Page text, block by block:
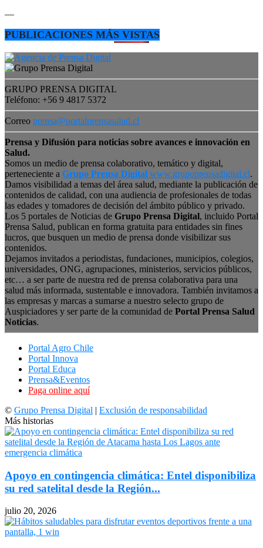
—
PUBLICACIONES MÁS VISTAS
GRUPO PRENSA DIGITAL
Teléfono: +56 9 4817 5372
Correo prensa@portalprensasalud.cl
Prensa y Difusión para noticias sobre avances e innovación en
Salud.
Somos un medio de prensa colaborativo, temático y digital,
perteneciente a Grupo Prensa Digital www.grupoprensadigital.cl.
Damos visibilidad a temas del área salud, mediante la publicación de
contenidos de calidad, con una audiencia de profesionales de todas
las edades y tomadores de decisión del ámbito público y privado.
Los 5 portales de Noticias de Grupo Prensa Digital, incluido Portal
Prensa Salud, publican en forma gratuita para entidades sin fines
lucros, que busquen un medio de prensa donde visibilizar sus
contenidos.
Dejamos invitados a periodistas, fundaciones, municipios, colegios,
universidades, ONG, agrupaciones, ministerios, servicios públicos,
etc… a ser parte de nuestra red de prensa colaborativa para una
salud más informada, sustentable e innovadora. También invitamos a
las empresas y marcas a sumarse a nuestro selecto grupo de
Auspiciadores y ser parte de la comunidad de Portal Prensa Salud
Noticias.
Portal Agro Chile
Portal Innova
Portal Educa
Prensa&Eventos
Paga online aquí
© Grupo Prensa Digital | Exclusión de responsabilidad
Más historias
Apoyo en contingencia climática: Entel disponibiliza
su red satelital desde la Región...
julio 20, 2026